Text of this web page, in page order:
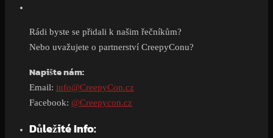
Rádi byste se přidali k našim řečníkům?
Nebo uvažujete o partnerství CreepyConu?
Napište nám:
Email: info@CreepyCon.cz
Facebook: @Creepycon.cz
Důležité Info: